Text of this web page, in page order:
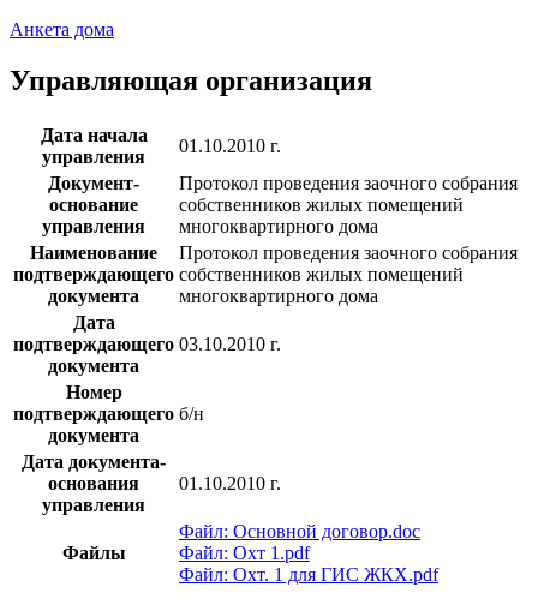
Анкета дома
Управляющая организация
Дата начала
управления
01.10.2010 г.
Документ-
основание
управления
Протокол проведения заочного собрания
собственников жилых помещений
многоквартирного дома
Наименование
подтверждающего
документа
Протокол проведения заочного собрания
собственников жилых помещений
многоквартирного дома
Дата
подтверждающего
документа
03.10.2010 г.
Номер
подтверждающего
документа
б/н
Дата документа-
основания
управления
01.10.2010 г.
Файлы
Файл: Основной договор.doc
Файл: Охт 1.pdf
Файл: Охт. 1 для ГИС ЖКХ.pdf